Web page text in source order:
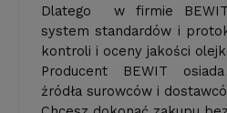
Dlatego w firmie BEWIT
system standardów i
kontroli i oceny jakości
Producent BEWIT
źródła surowców i